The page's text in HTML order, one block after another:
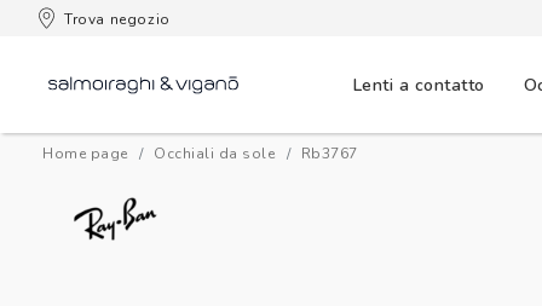
Trova negozio
Lenti a contatto
Home page Occhiali da sole rb3767